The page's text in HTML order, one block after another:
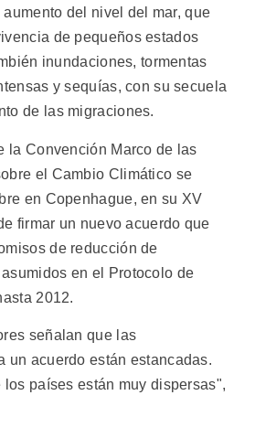
del nivel del mar, que
de pequeños estados
inundaciones, tormentas
y sequías, con su secuela
de las migraciones.
la Convención Marco de las
el Cambio Climático se
en Copenhague, en su XV
firmar un nuevo acuerdo que
de reducción de
en el Protocolo de
2012.
señalan que las
un acuerdo están estancadas.
países están muy dispersas",